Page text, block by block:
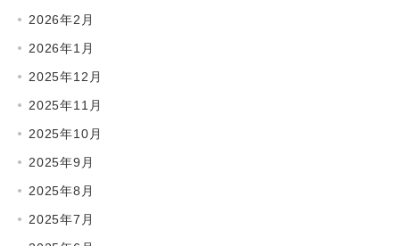
2026年2月
2026年1月
2025年12月
2025年11月
2025年10月
2025年9月
2025年8月
2025年7月